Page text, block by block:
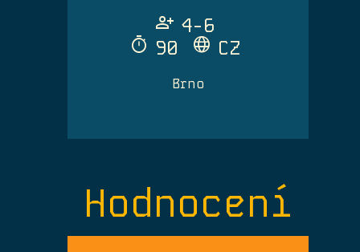
Person_Add 4-6
Timer 90 Language CZ
Brno
Hodnocení